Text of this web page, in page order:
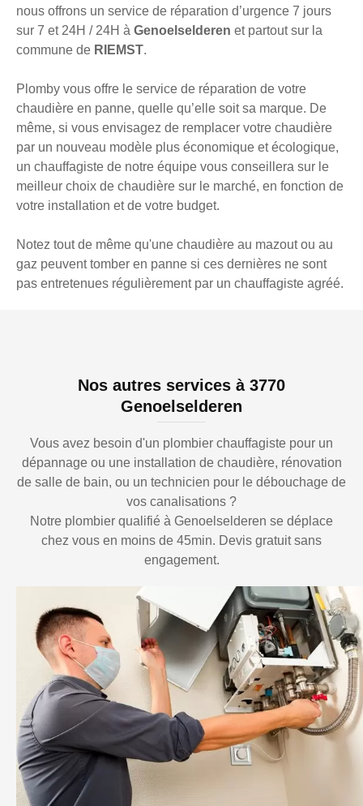
nous offrons un service de réparation d’urgence 7 jours
sur 7 et 24H / 24H à Genoelselderen et partout sur la
commune de RIEMST.
Plomby vous offre le service de réparation de votre
chaudière en panne, quelle qu’elle soit sa marque. De
même, si vous envisagez de remplacer votre chaudière
par un nouveau modèle plus économique et écologique,
un chauffagiste de notre équipe vous conseillera sur le
meilleur choix de chaudière sur le marché, en fonction de
votre installation et de votre budget.
Notez tout de même qu'une chaudière au mazout ou au
gaz peuvent tomber en panne si ces dernières ne sont
pas entretenues régulièrement par un chauffagiste agréé.
Nos autres services à 3770
Genoelselderen
Vous avez besoin d'un plombier chauffagiste pour un
dépannage ou une installation de chaudière, rénovation
de salle de bain, ou un technicien pour le débouchage de
vos canalisations ?
Notre plombier qualifié à Genoelselderen se déplace
chez vous en moins de 45min. Devis gratuit sans
engagement.